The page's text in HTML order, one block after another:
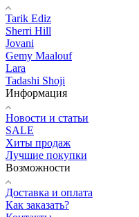
Tarik Ediz
Sherri Hill
Jovani
Gemy Maalouf
Lara
Tadashi Shoji
Информация
Новости и статьи
SALE
Хиты продаж
Лучшие покупки
Возможности
Доставка и оплата
Как заказать?